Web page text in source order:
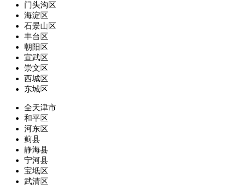
门头沟区
海淀区
石景山区
丰台区
朝阳区
宣武区
崇文区
西城区
东城区
全天津市
和平区
河东区
蓟县
静海县
宁河县
宝坻区
武清区